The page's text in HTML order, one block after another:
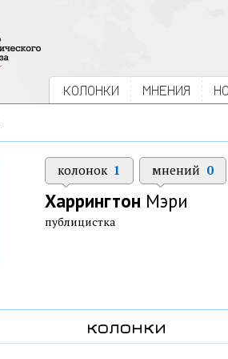
КОЛОНКИ МНЕНИЯ
колонок 1 мнений 0
Харрингтон Мэри
публицистка
колонки